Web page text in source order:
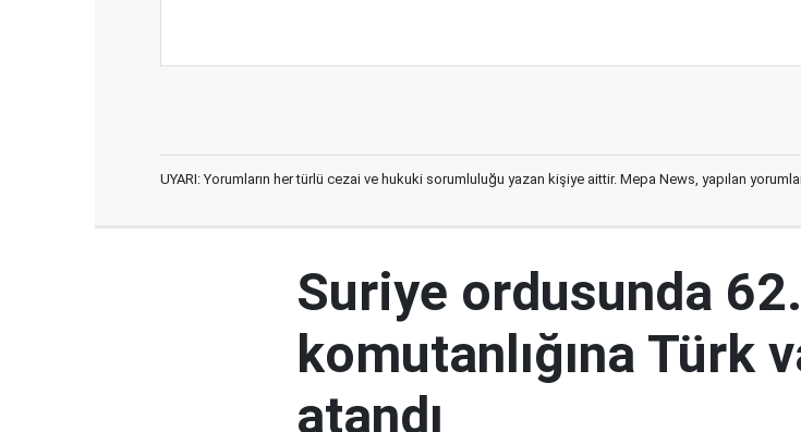
UYARI: Yorumların her türlü cezai ve hukuki sorumluluğu yazan kişiye aittir. Mepa News, yapılan
Suriye ordusunda
komutanlığına Türk
atandı